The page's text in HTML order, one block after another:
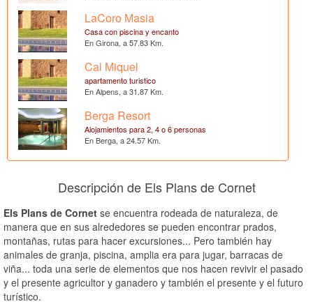
LaCoro Masia
Casa con piscina y encanto
En Girona, a 57.83 Km.
Cal Miquel
apartamento turistico
En Alpens, a 31.87 Km.
Berga Resort
Alojamientos para 2, 4 o 6 personas
En Berga, a 24.57 Km.
Descripción de Els Plans de Cornet
Els Plans de Cornet se encuentra rodeada de naturaleza, de
manera que en sus alrededores se pueden encontrar prados,
montañas, rutas para hacer excursiones... Pero también hay
animales de granja, piscina, amplia era para jugar, barracas de
viña... toda una serie de elementos que nos hacen revivir el pasado
y el presente agricultor y ganadero y también el presente y el futuro
turístico.